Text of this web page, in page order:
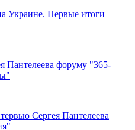
Украине. Первые итоги
Пантелеева форуму "365-
Сергея Пантелеева